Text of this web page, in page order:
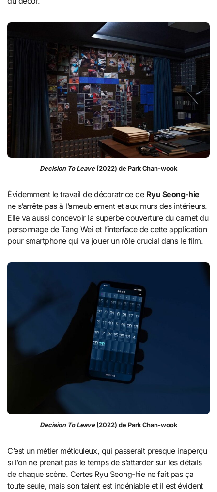
Decision To Leave(2022) de Park Chan-wook
Évidemment le travail de décoratrice de Ryu Seong-hie
ne s’arrête pas à l’ameublement et aux murs des intérieurs.
Elle va aussi concevoir la superbe couverture du carnet du
personnage de Tang Wei et l’interface de cette application
pour smartphone qui va jouer un rôle crucial dans le film.
Decision To Leave(2022) de Park Chan-wook
C’est un métier méticuleux, qui passerait presque inaperçu
si l’on ne prenait pas le temps de s’attarder sur les détails
de chaque scène. Certes Ryu Seong-hie ne fait pas ça
toute seule, mais son talent est indéniable et il est évident